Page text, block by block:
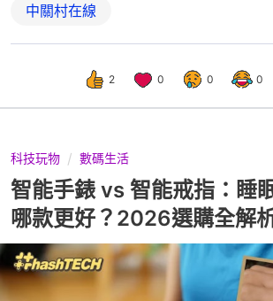
中關村在線
2 0 0 0
科技玩物 數碼生活
智能手錶 vs 智能戒指：睡
哪款更好？2026選購全解